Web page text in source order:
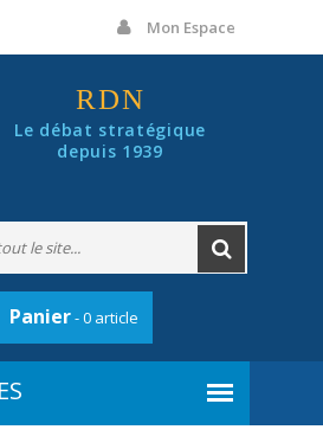
Mon Espace
RDN
Le débat stratégique
depuis 1939
Panier- 0 article